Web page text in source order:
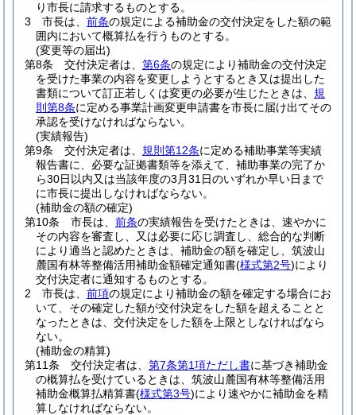
り市長に請求するものとする。
3
市長は、 前条の規定による補助金の交付決定をした額の範
囲内において概算払を行うものとする。
(変更等の届出)
第8条
交付決定者は、 第6条の規定により補助金の交付決定
を受けた事業の内容を変更しようとするとき又は提出した
書類について訂正若しくは変更の必要が生じたときは、 規
則第8条に定める事業計画変更申請書を市長に届け出てその
承認を受けなければならない。
(実績報告)
第9条
交付決定者は、 規則第12条に定める補助事業等実績
報告書に、必要な証拠書類等を添えて、補助事業の完了か
ら30日以内又は当該年度の3月31日のいずれか早い日まで
に市長に提出しなければならない。
(補助金の額の確定)
第10条
市長は、 前条の実績報告を受けたときは、速やかに
その内容を審査し、又は必要に応じ調査し、総合的な判断
により適当と認めたときは、補助金の額を確定し、筑波山
麓国有林等整備活用補助金額確定通知書(様式第2号)により
交付決定者に通知するものとする。
2
市長は、 前項の規定により補助金の額を確定する場合にお
いて、その確定した額が交付決定をした額を超えることと
なったときは、交付決定をした額を上限としなければなら
ない。
(補助金の精算)
第11条
交付決定者は、 第7条第1項ただし書に基づき補助金
の概算払を受けているときは、筑波山麓国有林等整備活用
補助金概算払精算書(様式第3号)により速やかに補助金を精
算しなければならない。